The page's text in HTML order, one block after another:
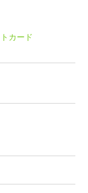
カード